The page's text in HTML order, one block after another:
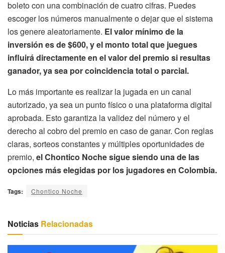
boleto con una combinación de cuatro cifras. Puedes
escoger los números manualmente o dejar que el sistema
los genere aleatoriamente. El valor mínimo de la
inversión es de $600, y el monto total que juegues
influirá directamente en el valor del premio si resultas
ganador, ya sea por coincidencia total o parcial.
Lo más importante es realizar la jugada en un canal
autorizado, ya sea un punto físico o una plataforma digital
aprobada. Esto garantiza la validez del número y el
derecho al cobro del premio en caso de ganar. Con reglas
claras, sorteos constantes y múltiples oportunidades de
premio, el Chontico Noche sigue siendo una de las
opciones más elegidas por los jugadores en Colombia.
Tags: Chontico Noche
Noticias Relacionadas